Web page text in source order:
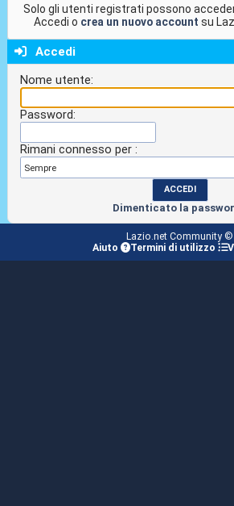
Solo gli utenti registrati possono
Accedi o crea un nuovo account su
Accedi
Nome utente:
Password:
Rimani connesso per :
Dimenticato la
Lazio.net Community ©
Aiuto
Termini di utilizzo